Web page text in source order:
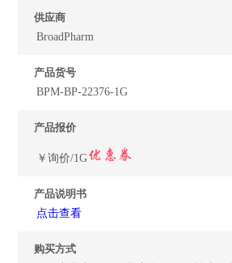
供应商
BroadPharm
产品货号
BPM-BP-22376-1G
产品报价
￥询价/1G
产品说明书
点击查看
购买方式